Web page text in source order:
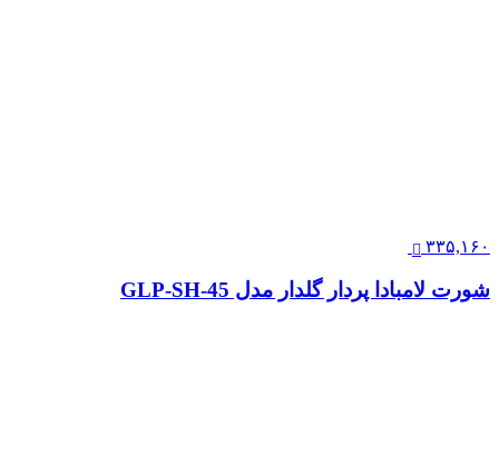
۳۳۵,۱۶۰
شورت لامبادا پردار گلدار مدل GLP-SH-45